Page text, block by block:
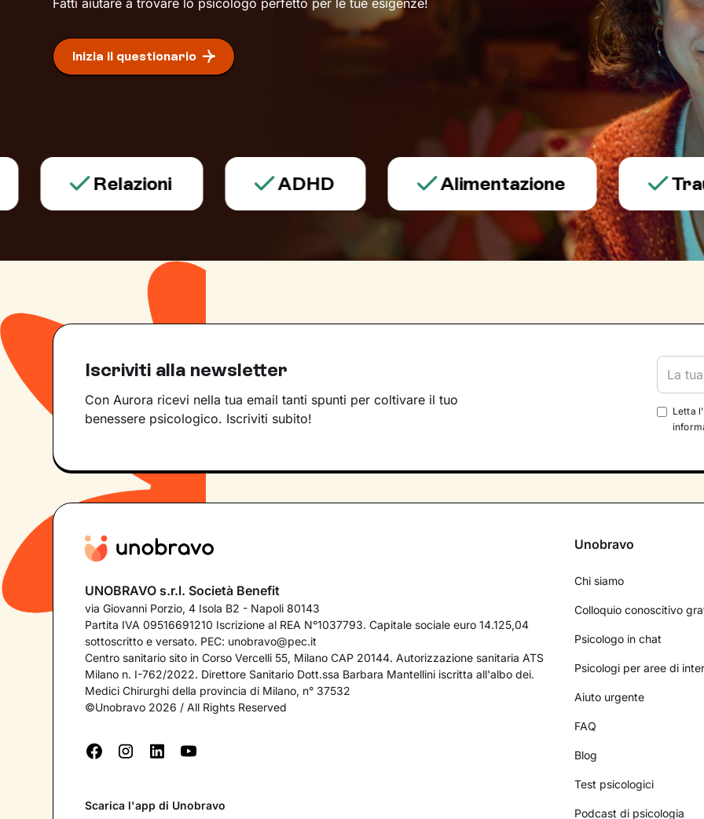
Fatti aiutare a trovare lo psicologo perfetto per le tue esigenze!
Inizia il questionario
Relazioni ADHD Alimentazione Trauma
Iscriviti alla newsletter
Con Aurora ricevi nella tua email tanti spunti per coltivare il tuo
benessere psicologico. Iscriviti subito!
Letta l'
UNOBRAVO s.r.l. Società Benefit
via Giovanni Porzio, 4 Isola B2 - Napoli 80143
Partita IVA 09516691210 Iscrizione al REA N°1037793. Capitale sociale euro 14.125,04
sottoscritto e versato. PEC: unobravo@pec.it
Centro sanitario sito in Corso Vercelli 55, Milano CAP 20144. Autorizzazione sanitaria ATS
Milano n. I-762/2022. Direttore Sanitario Dott.ssa Barbara Mantellini iscritta all'albo dei.
Medici Chirurghi della provincia di Milano, n° 37532
©Unobravo 2026 / All Rights Reserved
Scarica l'app di Unobravo
Unobravo
Chi siamo
Colloquio conoscitivo
Psicologo in chat
Psicologi per aree di
Aiuto urgente
FAQ
Blog
Test psicologici
Podcast di psicologia